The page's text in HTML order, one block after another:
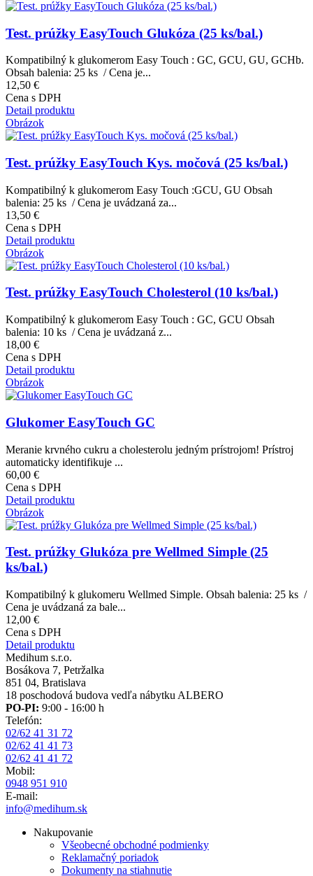
Test. prúžky EasyTouch Glukóza (25 ks/bal.)
Kompatibilný k glukomerom Easy Touch : GC, GCU, GU, GCHb.
Obsah balenia: 25 ks / Cena je...
12,50 €
Cena s DPH
Detail produktu
Obrázok
Test. prúžky EasyTouch Kys. močová (25 ks/bal.)
Kompatibilný k glukomerom Easy Touch :GCU, GU Obsah
balenia: 25 ks / Cena je uvádzaná za...
13,50 €
Cena s DPH
Detail produktu
Obrázok
Test. prúžky EasyTouch Cholesterol (10 ks/bal.)
Kompatibilný k glukomerom Easy Touch : GC, GCU Obsah
balenia: 10 ks / Cena je uvádzaná z...
18,00 €
Cena s DPH
Detail produktu
Obrázok
Glukomer EasyTouch GC
Meranie krvného cukru a cholesterolu jedným prístrojom! Prístroj
automaticky identifikuje ...
60,00 €
Cena s DPH
Detail produktu
Obrázok
Test. prúžky Glukóza pre Wellmed Simple (25
ks/bal.)
Kompatibilný k glukomeru Wellmed Simple. Obsah balenia: 25 ks /
Cena je uvádzaná za bale...
12,00 €
Cena s DPH
Detail produktu
Medihum s.r.o.
Bosákova 7, Petržalka
851 04, Bratislava
18 poschodová budova vedľa nábytku ALBERO
PO-PI: 9:00 - 16:00 h
Telefón:
02/62 41 31 72
02/62 41 41 73
02/62 41 41 72
Mobil:
0948 951 910
E-mail:
info@medihum.sk
Nakupovanie
Všeobecné obchodné podmienky
Reklamačný poriadok
Dokumenty na stiahnutie